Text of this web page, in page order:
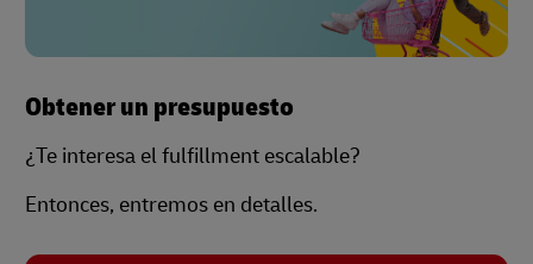
Obtener un presupuesto
¿Te interesa el fulfillment escalable?
Entonces, entremos en detalles.